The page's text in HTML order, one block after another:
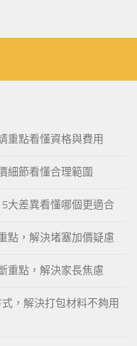
重點看懂資格與費用
細節看懂合理範圍
大差異看懂哪個更適合
點，解決堵塞加價疑慮
重點，解決家長焦慮
，解決打包材料不夠用